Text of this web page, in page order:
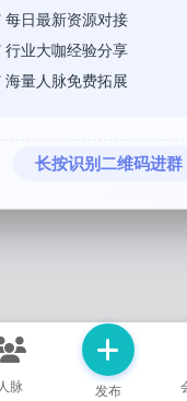
人脉 发布
每日最新资源对接
行业大咖经验分享
海量人脉免费拓展
长按识别二维码进群